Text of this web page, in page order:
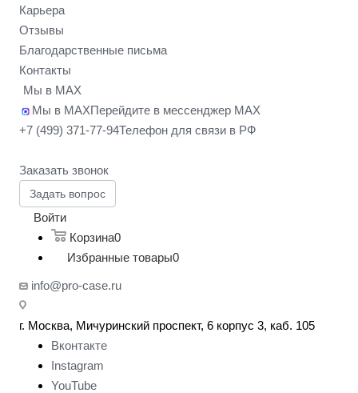
Карьера
Отзывы
Благодарственные письма
Контакты
Мы в MAX
Мы в MAXПерейдите в мессенджер MAX
+7 (499) 371-77-94Телефон для связи в РФ
Заказать звонок
Задать вопрос
Войти
Корзина0
Избранные товары0
info@pro-case.ru
г. Москва, Мичуринский проспект, 6 корпус 3, каб. 105
Вконтакте
Instagram
YouTube